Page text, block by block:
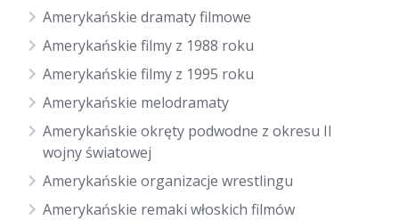
Amerykańskie dramaty filmowe
Amerykańskie filmy z 1988 roku
Amerykańskie filmy z 1995 roku
Amerykańskie melodramaty
Amerykańskie okręty podwodne z okresu II
wojny światowej
Amerykańskie organizacje wrestlingu
Amerykańskie remaki włoskich filmów